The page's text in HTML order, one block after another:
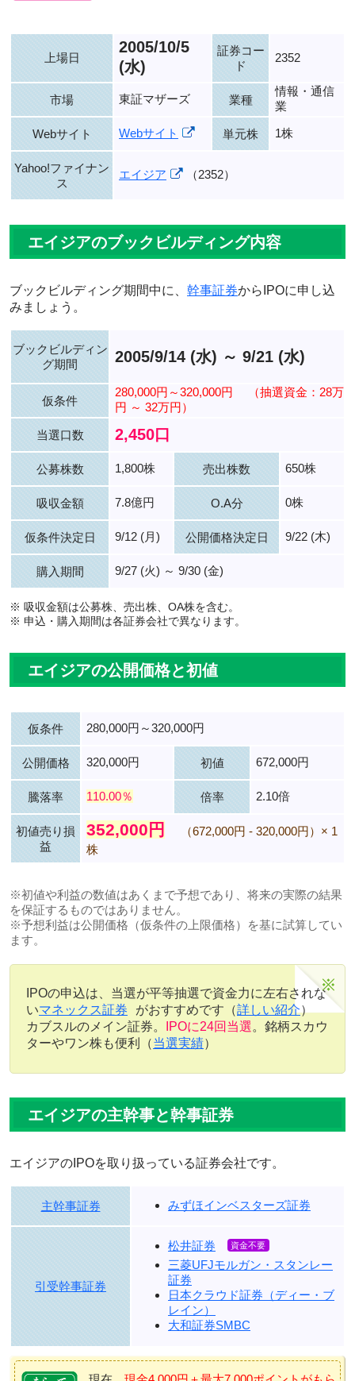
上場日
2005/10/5
(水)
証券コー
ド
2352
市場 東証マザーズ 業種
情報・通信
業
Webサイト Webサイト 単元株 1株
Yahoo!ファイナン
ス
エイジア （2352）
エイジアのブックビルディング内容
ブックビルディング期間中に、 幹事証券からIPOに申し込
みましょう。
ブックビルディン
グ期間
2005/9/14 (水) ～ 9/21 (水)
仮条件
280,000円～320,000円
（抽選資金：28万
円 ～ 32万円）
当選口数 2,450口
公募株数 1,800株 売出株数 650株
吸収金額 7.8億円 O.A分 0株
仮条件決定日 9/12 (月) 公開価格決定日 9/22 (木)
購入期間 9/27 (火) ～ 9/30 (金)
※ 吸収金額は公募株、売出株、OA株を含む。
※ 申込・購入期間は各証券会社で異なります。
エイジアの公開価格と初値
仮条件 280,000円～320,000円
公開価格 320,000円 初値 672,000円
騰落率 110.00％ 倍率 2.10倍
初値売り損
益
352,000円
（672,000円 - 320,000円）× 1
株
※初値や利益の数値はあくまで予想であり、将来の実際の結果
を保証するものではありません。
※予想利益は公開価格（仮条件の上限価格）を基に試算してい
ます。
IPOの申込は、当選が平等抽選で資金力に左右されな
いマネックス証券 がおすすめです（詳しい紹介）
カブスルのメイン証券。
IPOに24回当選。銘柄スカウ
ターやワン株も便利（当選実績）
エイジアの主幹事と幹事証券
エイジアのIPOを取り扱っている証券会社です。
主幹事証券 みずほインベスターズ証券
引受幹事証券
松井証券
三菱UFJモルガン・スタンレー
証券
日本クラウド証券（ディー・ブ
レイン）
大和証券SMBC